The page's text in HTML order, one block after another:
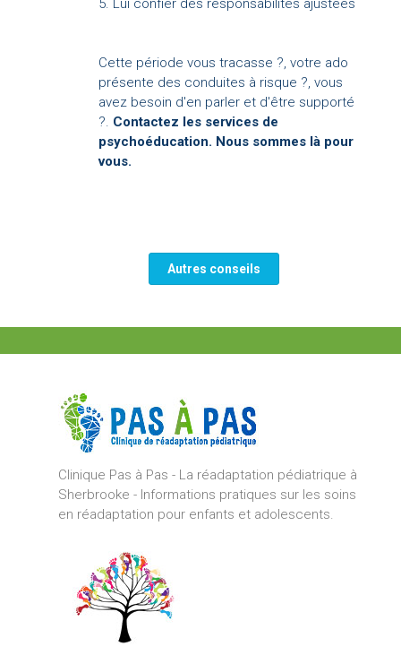
5. Lui confier des responsabilités ajustées
Cette période vous tracasse ?, votre ado
présente des conduites à risque ?, vous
avez besoin d'en parler et d'être supporté
?. Contactez les services de
psychoéducation. Nous sommes là pour
vous.
Autres conseils
Clinique Pas à Pas - La réadaptation pédiatrique à
Sherbrooke - Informations pratiques sur les soins
en réadaptation pour enfants et adolescents.